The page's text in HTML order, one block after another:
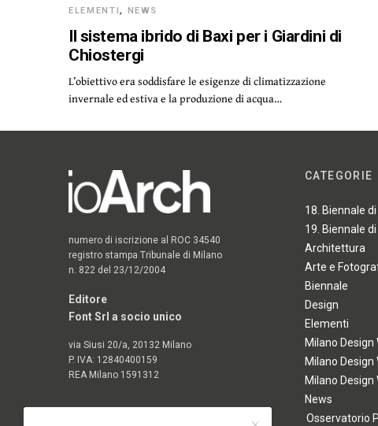
ELEMENTI, NEWS
Il sistema ibrido di Baxi per i Giardini di
Chiostergi
L’obiettivo era soddisfare le esigenze di climatizzazione
invernale ed estiva e la produzione di acqua…
numero di iscrizione al ROC 34540
registro stampa Tribunale di Milano
n. 822 del 23/12/2004
Editore
Font Srl a socio unico
via Siusi 20/a, 20132 Milano
P. IVA: 12840400159
REA Milano 1591312
CATEGORIE
18. Biennale
19. Biennale
Architettura
Arte e
Biennale
Design
Elementi
Milano Design
Milano Design
Milano Design
News
Osservatorio